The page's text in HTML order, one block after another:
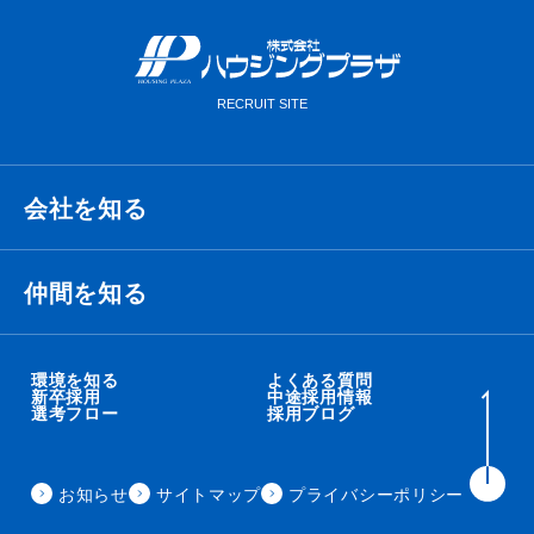
会社を知る
経営理念・ビジョン・ミッション
職種紹介
事業内容
仲間を知る
衛藤 侑也
住田 秀昭
環境を知る よくある質問
新卒採用 中途採用情報
選考フロー 採用ブログ
お知らせ サイトマップ プライバシーポリシー